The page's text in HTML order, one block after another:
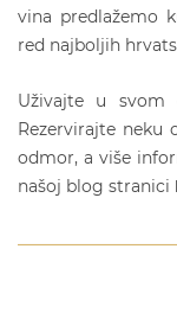
vina predlažemo
red najboljih
Uživajte u
Rezervirajte neku
odmor, a više
našoj blog stranici